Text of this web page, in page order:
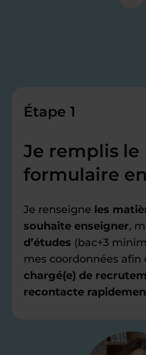
Étape 1
Je remplis le
formulaire
Je renseigne les
souhaite enseigner,
d’études (bac+3
mes coordonnées afin
chargé(e) de
recontacte